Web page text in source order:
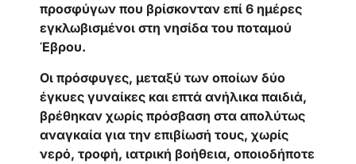
προσφύγων που βρίσκονταν επί 6 ημέρες
εγκλωβισμένοι στη νησίδα του ποταμού
Έβρου.
Οι πρόσφυγες, μεταξύ των οποίων δύο
έγκυες γυναίκες και επτά ανήλικα παιδιά,
βρέθηκαν χωρίς πρόσβαση στα απολύτως
αναγκαία για την επιβίωσή τους, χωρίς
νερό, τροφή, ιατρική βοήθεια, οποιοδήποτε